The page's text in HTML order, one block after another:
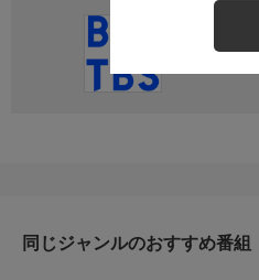
直近の
同じジャンルのおすすめ番組